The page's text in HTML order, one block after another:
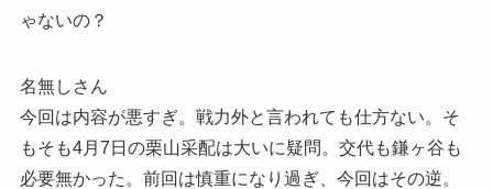
ゃないの？
名無しさん
今回は内容が悪すぎ。戦力外と言われても仕方ない。そ
もそも4月7日の栗山采配は大いに疑問。交代も鎌ヶ谷も
必要無かった。前回は慎重になり過ぎ、今回はその逆。